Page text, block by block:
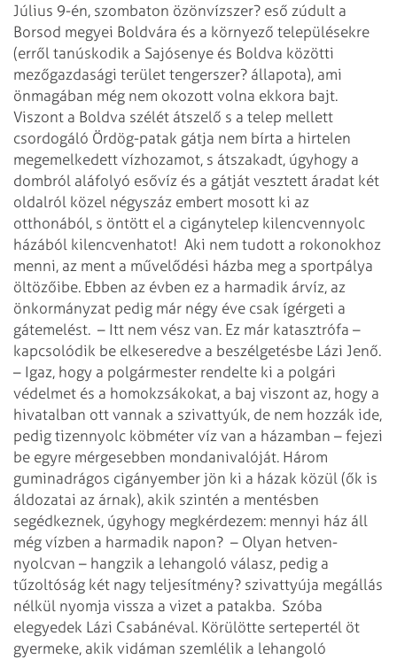
Július 9-én, szombaton özönvízszer? eső zúdult a
Borsod megyei Boldvára és a környező településekre
(erről tanúskodik a Sajósenye és Boldva közötti
mezőgazdasági terület tengerszer? állapota), ami
önmagában még nem okozott volna ekkora bajt.
Viszont a Boldva szélét átszelő s a telep mellett
csordogáló Ördög-patak gátja nem bírta a hirtelen
megemelkedett vízhozamot, s átszakadt, úgyhogy a
dombról aláfolyó esővíz és a gátját vesztett áradat két
oldalról közel négyszáz embert mosott ki az
otthonából, s öntött el a cigánytelep kilencvennyolc
házából kilencvenhatot! Aki nem tudott a rokonokhoz
menni, az ment a művelődési házba meg a sportpálya
öltözőibe. Ebben az évben ez a harmadik árvíz, az
önkormányzat pedig már négy éve csak ígérgeti a
gátemelést. – Itt nem vész van. Ez már katasztrófa –
kapcsolódik be elkeseredve a beszélgetésbe Lázi Jenő.
– Igaz, hogy a polgármester rendelte ki a polgári
védelmet és a homokzsákokat, a baj viszont az, hogy a
hivatalban ott vannak a szivattyúk, de nem hozzák ide,
pedig tizennyolc köbméter víz van a házamban – fejezi
be egyre mérgesebben mondanivalóját. Három
guminadrágos cigányember jön ki a házak közül (ők is
áldozatai az árnak), akik szintén a mentésben
segédkeznek, úgyhogy megkérdezem: mennyi ház áll
még vízben a harmadik napon? – Olyan hetven-
nyolcvan – hangzik a lehangoló válasz, pedig a
tűzoltóság két nagy teljesítmény? szivattyúja megállás
nélkül nyomja vissza a vizet a patakba. Szóba
elegyedek Lázi Csabánéval. Körülötte sertepertél öt
gyermeke, akik vidáman szemlélik a lehangoló